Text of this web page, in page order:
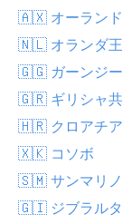
🇦🇽 オーラン
🇳🇱 オランダ
🇬🇬 ガーンジー
🇬🇷 ギリシャ
🇭🇷 クロアチ
🇽🇰 コソボ
🇸🇲 サンマリ
🇬🇮 ジブラル